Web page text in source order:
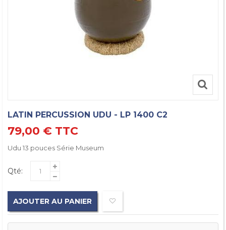
LATIN PERCUSSION UDU - LP 1400 C2
79,00 € TTC
Udu 13 pouces Série Museum
Qté:
AJOUTER AU PANIER